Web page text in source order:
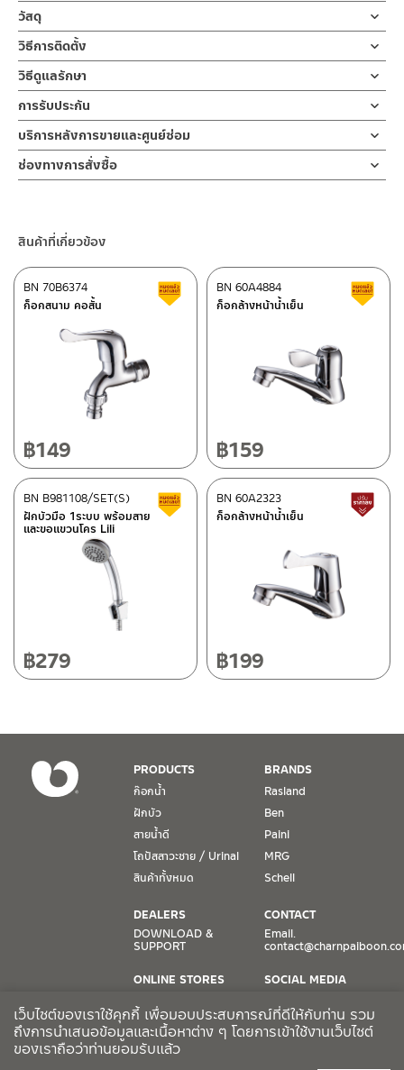
สายฉีดชำระ พลาสติก ABS MATT BLACK / สีดำ สายขนาดความ
ยาว 130 ซม. หรือ 51.18 นิ้ว สายผลิตจาก PVC ชุบสีดำ ข้อต่อสแตน
เลส เกรด 304 สีดำ ข้อย้ำทองเหลือง มาพร้อมขอแขวนกำแพง
สายฉีดชำระ หรือ ฝักบัวชำระ สามารถกดล๊อคน้ำเพื่อล้างชำระพื้นหรือสิ่ง
อื่นๆ ที่สกปรกในห้องน้ำได้โดยไม่ต้องใช้มือกดแช่ ใช้งานสะดวกขึ้น หัวส
เปรย์ ทั้งชุดเป็นสีดำ สร้างความสวยงามในห้องน้ำ โดยหัวฉีดรับประกัน
1 ปี ไม่รั่วซึม เฉพาะหัวฉีดชำระ ผลิตจากพลาสติก ABS สายฝักบัวยาว
130 ซม. สายผลิตจาก PVC ขอแขวนผลิตจากพลาสติก ABSS
วัสดุ
หัวฉีดชำระ
ผลิตจากพลาสติก ABS
สายฝักบัว
หุ้มด้วยสแตนเลส
ขอแขวน
ผลิตจาก ABS
วิธีการติดตั้ง
ข้อแนะนำในการติดตั้ง
ฝักบัว และ ชุดสายฉีดชำระ
สำหรับการติดตั้งใหม่ ให้ไล่ฝุ่น เศษทราย เศษท่อ ออกจากท่อน้ำก่อนติด
ตั้งสินค้า โดยปล่อยน้ำให้ไหลออกจากท่อนาน 1 นาที เพื่อให้แรงน้ำพัด
พาเศษละอองต่างๆ ออกจากท่อน้ำ มิเช่นนั้นสิ่งสกปรกจะเข้าไปภายใน
สินค้าและสร้างความเสียหายได้ หากตรวจพบเศษละอองต่างๆในสินค้า
จะไม่อยู่ในเงื่อนไขการรับประกัน
วิธีดูแลรักษา
คำแนะนำในการดูแลรักษาผลิตภัณฑ์
1. ไม่ทำสินค้าให้เกิดความเสียหายอื่น ๆ นอกจากการใช้งานปกติ เช่นไม่
ทำตก ไม่งัดหรือโยกสินค้าแรงๆ
2. ทำความสะอาดสินค้าโดยการใช้ผ้านุ่มๆชุบน้ำหมาดๆแล้วเช็ดให้แห้ง
3. ห้ามใช้สารเคมีที่มีฤทธิ์เป็นกรด ในการทำความสะอาด เนื่องจากผิว
บนตัวสินค้า ซึ่งจะสร้างความเสียหายให้เกิดขึ้นกับผิวของสินค้าได้
การรับประกัน
รับประกันหัวฉีดชำระ ไม่รั่วซึม 1 ปี
บริการหลังการขายและศูนย์ซ่อม
ช่องทางออนไลน์
– Email: contact@charnpaiboon.com
ศูนย์บริการและอะไหล่ กรุงเทพฯ
662/61-62 ถนน พระราม3 แขวงบางโพงพาง เขตยานนาวา กรุงเทพฯ
โทร: 02-358-0080 / 080-075-8668 / 091-545-0556
ศูนย์บริการและอะไหล่ เชียงใหม่
118/33 โครงการอรสิริน ม.8 ต.สันปูเลย อ.ดอยสะเก็ด เชียงใหม่
โทร: 080-075-2626
วันจันทร์ – วันศุกร์ เวลา 8:30-17:30 น.
วันเสาร์ เวลา 8:30-15:00 น.
1. การรับประกัน จะต้องมีหลักฐานการซื้อ หรือ ใบเสร็จ โดยทางบริษัทฯ
ขอตรวจสอบโดยนับวันซื้อขายเป็นสำคัญ ทางบริษัทฯ ไม่สามารถให้
เงื่อนไขการรับประกันสินค้าได้ หากไม่มีเอกสารดังกล่าว
2. การรับประกันสินค้า จะรับประกันฉพาะสินค้าที่อยู่ในสภาพการใช้งาน
ปกติ หากมีตำหนิ ชำรุด ร้าว ตกพื้น หรือสภาพภายนอกอยู่ในสภาพที่ใช้
3. การรับประกันสินค้า จะรับประกันเฉพาะชิ้นส่วนที่แจ้ง เช่น ก๊อกน้ำ จะ
รับประกันเฉพาะวาล์วก๊อกน้ำไม่รั่วซึม ดังนั้นการรับประกันจะเป็นการ
เปลี่ยนเฉพาะชิ้นส่วนที่รับประกันนั้นๆ
4. ในกรณีที่ทางบริษัทฯ ต้องชดเชยสินค้าชิ้นใหม่ให้ลูกค้า ทางบริษัทฯ จะ
ไม่ได้จัดหาช่างในการติดตั้งใหม่ หรือจัดหาช่างในการรื้อถอนสินค้าที่เสีย
หายให้กับลูกค้า หากมีวัสดุอุปกรณ์ที่เกี่ยวเนื่องกับสินค้าของบริษัทฯ ที่มี
ช่องทางการสั่งซื้อ
–Shopee
–Lazada
–ซื้อสินค้าชิ้นนี้บน Shopee>> คลิกที่นี่<<
ติดต่อพนักงานขาย / Contact Sales Staff
โทร: 02-285-5795
@charnpaiboon.sales
ติดต่อ ชาญไพบูลย์ / Contact Us
สินค้าที่เกี่ยวข้อง
ก็อกสนาม คอสั้น
BN 70B6374 สินค้าลดราคา เคลียร์สต็อก
฿149
ก็อกล้างหน้าน้ำเย็น
BN 60A4884
฿159
ฝักบัวมือ 1ระบบ พร้อมสาย
และขอแขวนโคร Lili
BN B981108/SET(S) สินค้าลดราคา เคลียร์สต็อก
฿279
ก็อกล้างหน้าน้ำเย็น
BN 60A2323
฿199
PRODUCTS
ก๊อกน้ำ
ฝักบัว
สายน้ำดี
โถปัสสาวะชาย / Urinal
สินค้าทั้งหมด
BRANDS
Rasland
Ben
Paini
MRG
Schell
DEALERS
DOWNLOAD &
SUPPORT
ONLINE STORES
Shopee
CONTACT
Email.
SOCIAL MEDIA
Facebook
เว็บไซต์ของเราใช้คุกกี้ เพื่อมอบประสบการณ์ที่ดีให้กับท่าน รวม
ถึงการนำเสนอข้อมูลและเนื้อหาต่าง ๆ โดยการเข้าใช้งานเว็บไซต์
ของเราถือว่าท่านยอมรับแล้ว